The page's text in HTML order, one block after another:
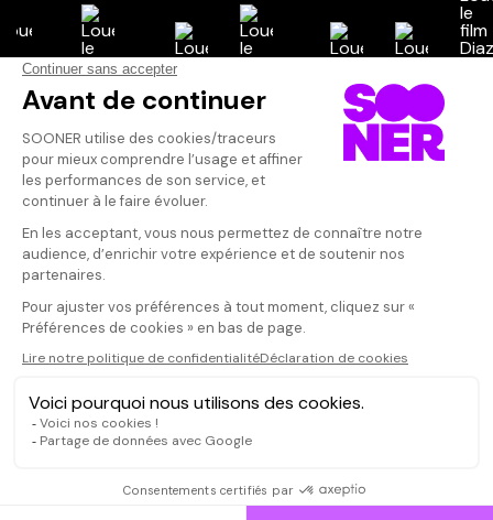
Vos avis
Donnez votre avis
Votre note
Votre commentaire
Il faut vous connecter pour
publier un avis
CONNEXION